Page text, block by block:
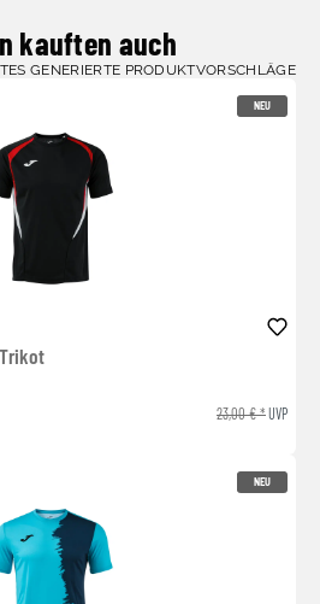
kauften auch
GENERIERTE PRODUKTVORSCHLÄGE
NEU
23,00 € *UVP
NEU